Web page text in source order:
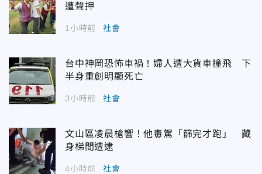
遭聲押
1小時前 社會
台中神岡恐怖車禍！婦人遭大貨車撞飛 下
半身重創明顯死亡
3小時前 社會
文山區凌晨槍響！他毒駕「篩完才跑」 藏
身梯間遭逮
4小時前 社會